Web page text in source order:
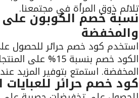
تلائم ذوق المرأة في مجتمعنا.
نسبة خصم الكوبون على
والمخفضة
استخدم كود خصم حرائر للحصول
المخفضة. استمتع بتوفير المزيد
كود خصم حرائر للعبايات